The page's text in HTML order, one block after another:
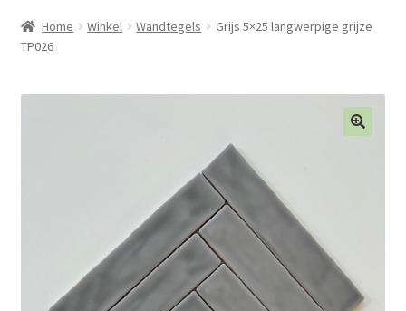
Mozaïekvellen
Home Winkel Wandtegels
Grijs 5×25 langwerpige grijze
TP026